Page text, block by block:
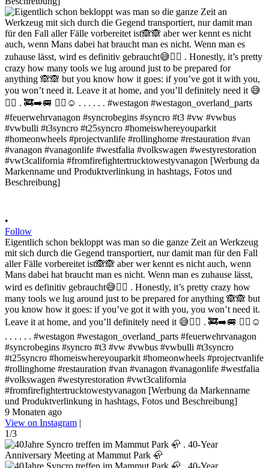
•
Follow
Eigentlich schon bekloppt was man so die ganze Zeit an Werkzeug
mit sich durch die Gegend transportiert, nur damit man für den Fall
aller Fälle vorbereitet ist🙈🙈 aber wer kennt es nicht auch, wenn
Mans dabei hat braucht man es nicht. Wenn man es zuhause lässt,
wird es definitiv gebraucht😅✌🏻 . Honestly, it’s pretty crazy how
many tools we lug around just to be prepared for anything 🙈🙈 but
you know how it goes: if you’ve got it with you, you won’t need it.
Leave it at home, and you’ll definitely need it 😅✌🏻 . 🚒➡️🚐 ✌🏻☺️
. . . . . . #westagon #westagon_overland_parts #feuerwehrvanagon
#syncrobegins #syncro #t3 #vw #vwbus #vwbulli #t3syncro
#t25syncro #homeiswhereyouparkit #homeonwheels #projectvanlife
#rollinghome #restauration #van #vanagon #vanagonlife #westfalia
#volkswagen #westyrestoration #vwt3california
#fromfirefightertrucktowestyvanagon [Werbung da Markenname
und Produktverlinkung in hashtags, Fotos und Beschreibung]
9 Monaten ago
View on Instagram |
1/3